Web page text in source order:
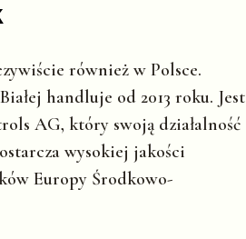
również w Polsce.
handluje od 2013 roku. Jest
AG, który swoją działalność
wysokiej jakości
Europy Środkowo-